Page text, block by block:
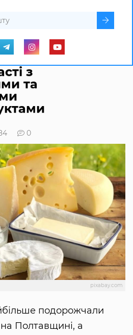
з
та
0
pixabay.com
подорожчали
Полтавщині, а